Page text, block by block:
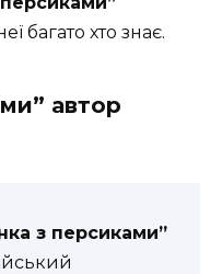
багато хто знає.
автор
з персиками”